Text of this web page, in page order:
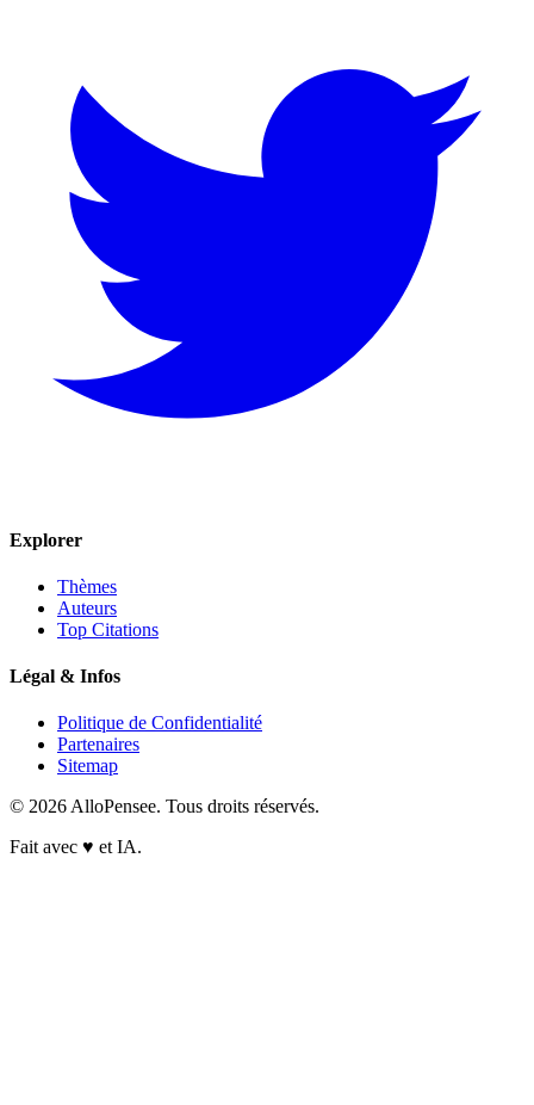
Explorer
Thèmes
Auteurs
Top Citations
Légal & Infos
Politique de Confidentialité
Partenaires
Sitemap
© 2026 AlloPensee. Tous droits réservés.
Fait avec ♥ et IA.